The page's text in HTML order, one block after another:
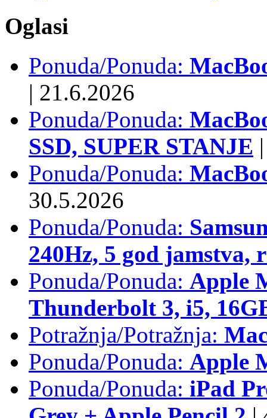
Oglasi
Ponuda/Ponuda:
| 21.6.2026
Ponuda/Ponuda:
SSD, SUPER STANJE |
Ponuda/Ponuda:
30.5.2026
Ponuda/Ponuda:
240Hz, 5 god jamstva,
Ponuda/Ponuda: Apple
Thunderbolt 3, i5,
Potražnja/Potražnja:
Ponuda/Ponuda: Apple
Ponuda/Ponuda: iPad